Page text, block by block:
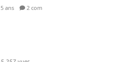
5 ans 2 com